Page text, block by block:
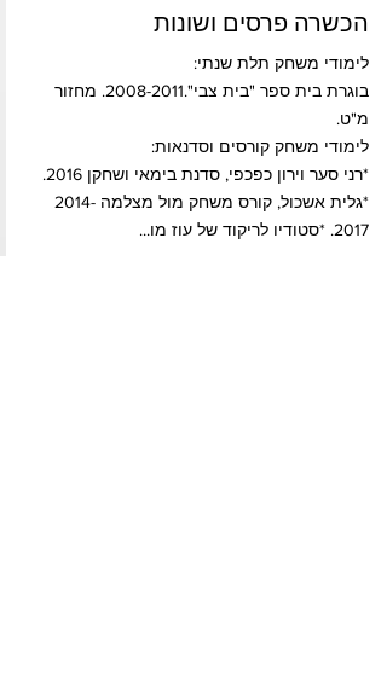
הכשרה פרסים ושונות
לימודי משחק תלת שנתי:
בוגרת בית ספר "בית צבי".2008-2011. מחזור
מ"ט.
לימודי משחק קורסים וסדנאות:
*רני סער וירון כפכפי, סדנת בימאי ושחקן 2016.
*גלית אשכול, קורס משחק מול מצלמה 2014-
2017. *סטודיו לריקוד של עוז מו...